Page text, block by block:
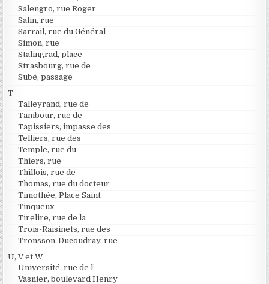
Salengro, rue Roger
Salin, rue
Sarrail, rue du Général
Simon, rue
Stalingrad, place
Strasbourg, rue de
Subé, passage
T
Talleyrand, rue de
Tambour, rue de
Tapissiers, impasse des
Telliers, rue des
Temple, rue du
Thiers, rue
Thillois, rue de
Thomas, rue du docteur
Timothée, Place Saint
Tinqueux
Tirelire, rue de la
Trois-Raisinets, rue des
Tronsson-Ducoudray, rue
U, V et W
Université, rue de l’
Vasnier, boulevard Henry